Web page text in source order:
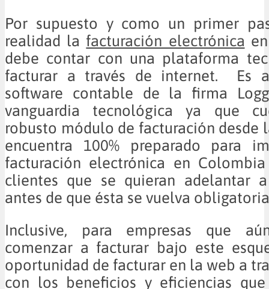
Por supuesto y como un primer
realidad la facturación electrónica
debe contar con una plataforma
facturar a través de internet. Es
software contable de la firma
vanguardia tecnológica ya que
robusto módulo de facturación desde
encuentra 100% preparado para
facturación electrónica en
clientes que se quieran adelantar
antes de que ésta se vuelva
Inclusive, para empresas que
comenzar a facturar bajo este
oportunidad de facturar en la web a
con los beneficios y eficiencias